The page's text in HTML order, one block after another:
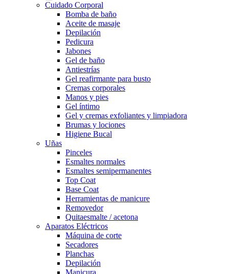
Cuidado Corporal
Bomba de baño
Aceite de masaje
Depilación
Pedicura
Jabones
Gel de baño
Antiestrías
Gel reafirmante para busto
Cremas corporales
Manos y pies
Gel íntimo
Gel y cremas exfoliantes y limpiadora
Brumas y lociones
Higiene Bucal
Uñas
Pinceles
Esmaltes normales
Esmaltes semipermanentes
Top Coat
Base Coat
Herramientas de manicure
Removedor
Quitaesmalte / acetona
Aparatos Eléctricos
Máquina de corte
Secadores
Planchas
Depilación